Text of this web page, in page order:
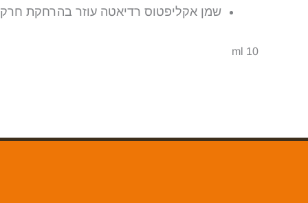
שמן אקליפטוס רדיאטה עוזר בהרחקת
10 ml